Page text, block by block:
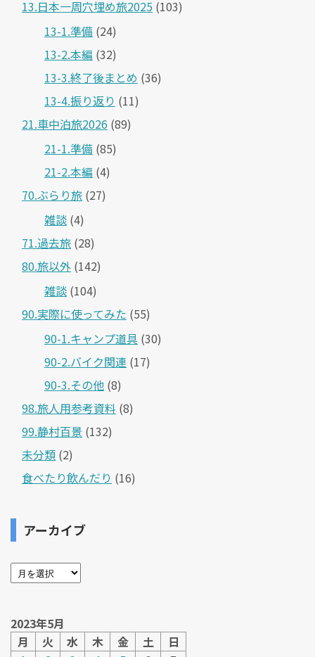
13.日本一周穴埋め旅2025 (103)
13-1.準備 (24)
13-2.本編 (32)
13-3.終了後まとめ (36)
13-4.振り返り (11)
21.車中泊旅2026 (89)
21-1.準備 (85)
21-2.本編 (4)
70.ぶらり旅 (27)
雑談 (4)
71.過去旅 (28)
80.旅以外 (142)
雑談 (104)
90.実際に使ってみた (55)
90-1.キャンプ道具 (30)
90-2.バイク関連 (17)
90-3.その他 (8)
98.旅人用参考資料 (8)
99.静村百景 (132)
未分類 (2)
食べたり飲んだり (16)
アーカイブ
2023年5月
月
火 水 木 金 土
日